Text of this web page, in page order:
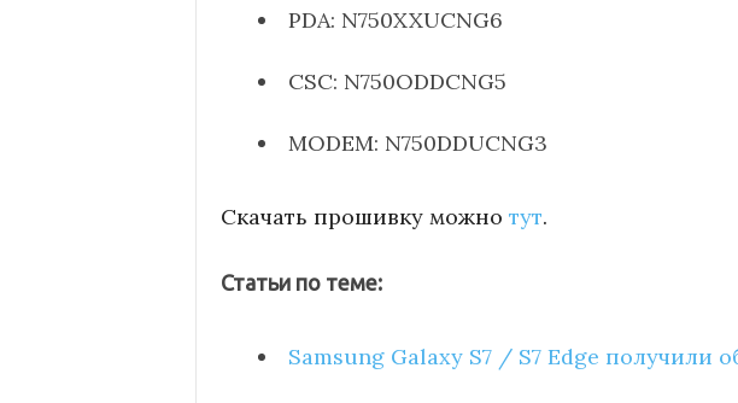
PDA: N750XXUCNG6
CSC: N750ODDCNG5
MODEM: N750DDUCNG3
Скачать прошивку можно тут.
Статьи по теме:
Samsung Galaxy S7 / S7 Edge получили